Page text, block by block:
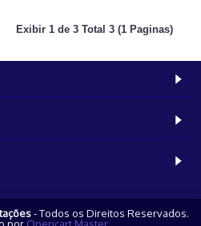
Exibir 1 de 3 Total 3 (1 Paginas)
- Todos os Direitos Reservados.